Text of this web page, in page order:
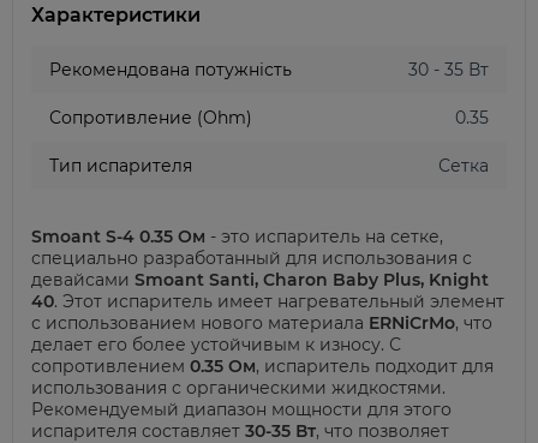
Характеристики
Рекомендована потужність 30 - 35 Вт
Сопротивление (Ohm) 0.35
Тип испарителя Сетка
Smoant S-4 0.35 Ом - это испаритель на сетке,
специально разработанный для использования с
девайсами Smoant Santi, Charon Baby Plus, Knight
40. Этот испаритель имеет нагревательный элемент
с использованием нового материала ERNiCrMo, что
делает его более устойчивым к износу. С
сопротивлением 0.35 Ом, испаритель подходит для
использования с органическими жидкостями.
Рекомендуемый диапазон мощности для этого
испарителя составляет 30-35 Вт, что позволяет